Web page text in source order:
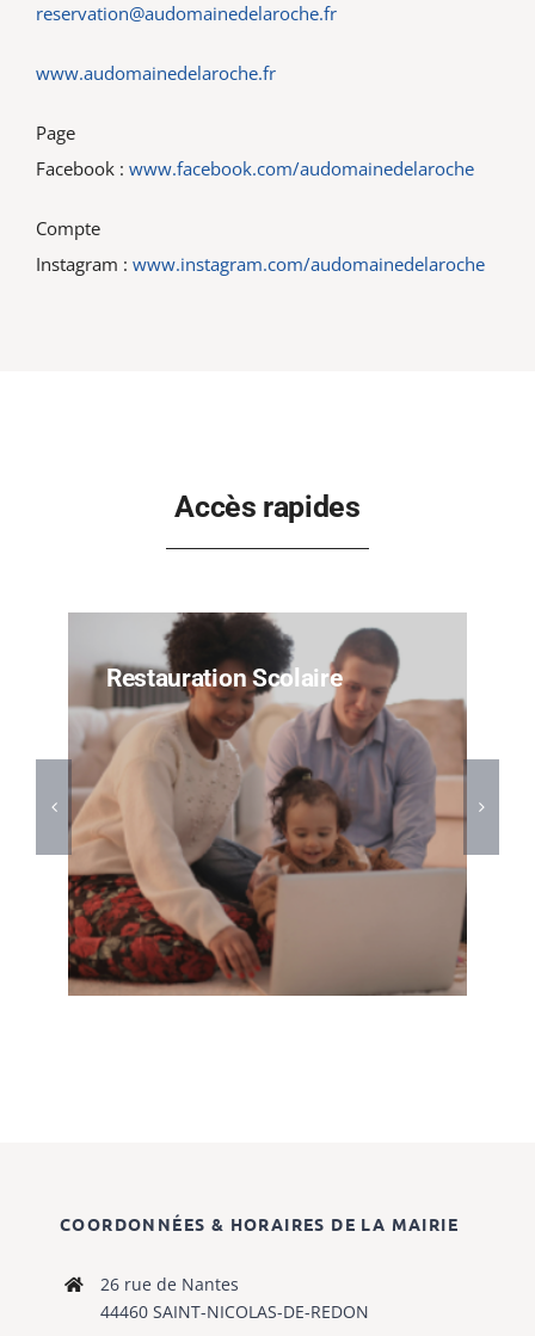
reservation@audomainedelaroche.fr
www.audomainedelaroche.fr
Page
Facebook : www.facebook.com/audomainedelaroche
Compte
Instagram : www.instagram.com/audomainedelaroche
Accès rapides
Restauration Scolaire
COORDONNÉES & HORAIRES DE LA MAIRIE
26 rue de Nantes
44460 SAINT-NICOLAS-DE-REDON